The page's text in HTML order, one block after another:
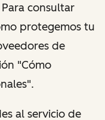
consultar
protegemos tu
de
"Cómo
al servicio de